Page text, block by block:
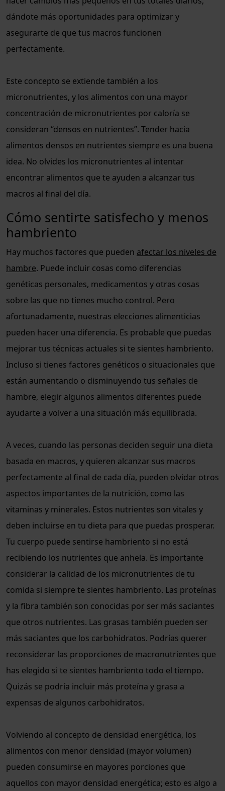
dándote más oportunidades para optimizar y
asegurarte de que tus macros funcionen
perfectamente.
Este concepto se extiende también a los
micronutrientes, y los alimentos con una mayor
concentración de micronutrientes por caloría se
consideran “densos en nutrientes”. Tender hacia
alimentos densos en nutrientes siempre es una buena
idea. No olvides los micronutrientes al intentar
encontrar alimentos que te ayuden a alcanzar tus
macros al final del día.
Cómo sentirte satisfecho y menos
hambriento
Hay muchos factores que pueden afectar los niveles de
hambre. Puede incluir cosas como diferencias
genéticas personales, medicamentos y otras cosas
sobre las que no tienes mucho control. Pero
afortunadamente, nuestras elecciones alimenticias
pueden hacer una diferencia. Es probable que puedas
mejorar tus técnicas actuales si te sientes hambriento.
Incluso si tienes factores genéticos o situacionales que
están aumentando o disminuyendo tus señales de
hambre, elegir algunos alimentos diferentes puede
ayudarte a volver a una situación más equilibrada.
A veces, cuando las personas deciden seguir una dieta
basada en macros, y quieren alcanzar sus macros
perfectamente al final de cada día, pueden olvidar otros
aspectos importantes de la nutrición, como las
vitaminas y minerales. Estos nutrientes son vitales y
deben incluirse en tu dieta para que puedas prosperar.
Tu cuerpo puede sentirse hambriento si no está
recibiendo los nutrientes que anhela. Es importante
considerar la calidad de los micronutrientes de tu
comida si siempre te sientes hambriento. Las proteínas
y la fibra también son conocidas por ser más saciantes
que otros nutrientes. Las grasas también pueden ser
más saciantes que los carbohidratos. Podrías querer
reconsiderar las proporciones de macronutrientes que
has elegido si te sientes hambriento todo el tiempo.
Quizás se podría incluir más proteína y grasa a
expensas de algunos carbohidratos.
Volviendo al concepto de densidad energética, los
alimentos con menor densidad (mayor volumen)
pueden consumirse en mayores porciones que
aquellos con mayor densidad energética; esto es algo a